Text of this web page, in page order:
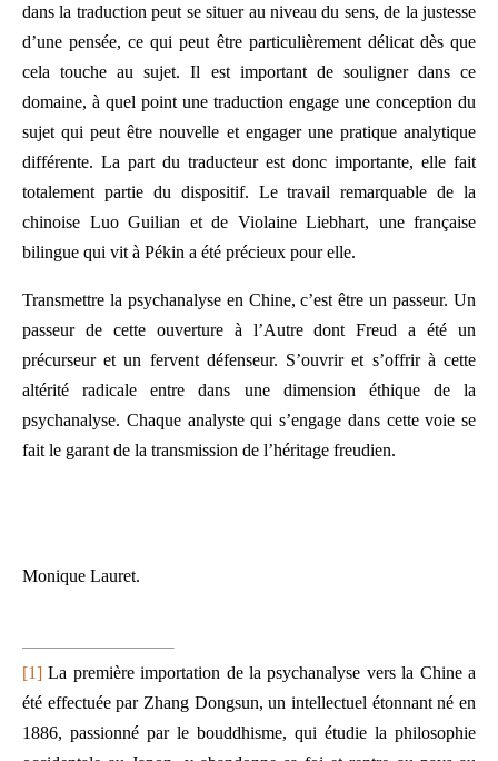
dans la traduction peut se situer au niveau du sens, de la justesse
d’une pensée, ce qui peut être particulièrement délicat dès que
cela touche au sujet. Il est important de souligner dans ce
domaine, à quel point une traduction engage une conception du
sujet qui peut être nouvelle et engager une pratique analytique
différente. La part du traducteur est donc importante, elle fait
totalement partie du dispositif. Le travail remarquable de la
chinoise Luo Guilian et de Violaine Liebhart, une française
bilingue qui vit à Pékin a été précieux pour elle.
Transmettre la psychanalyse en Chine, c’est être un passeur. Un
passeur de cette ouverture à l’Autre dont Freud a été un
précurseur et un fervent défenseur. S’ouvrir et s’offrir à cette
altérité radicale entre dans une dimension éthique de la
psychanalyse. Chaque analyste qui s’engage dans cette voie se
fait le garant de la transmission de l’héritage freudien.
Monique Lauret.
[1] La première importation de la psychanalyse vers la Chine a
été effectuée par Zhang Dongsun, un intellectuel étonnant né en
1886, passionné par le bouddhisme, qui étudie la philosophie